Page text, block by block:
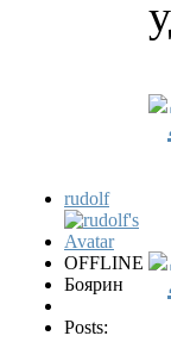
rudolf
OFFLINE
Боярин
Posts: